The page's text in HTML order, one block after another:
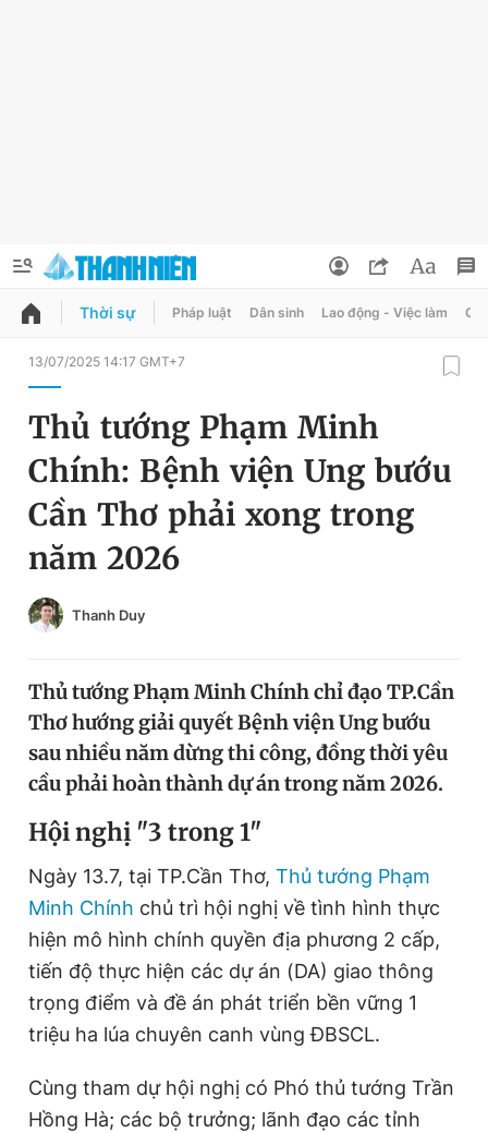
QUẢNG CÁO
Chuyên mục
Chuyên mục khác
Chào ngày mới
Tin thị trường
Video Magazine
Sản phẩm khác
Tiện ích Bạn cần biết
Thông tin tòa soạn Liên hệ quảng cáo
Đổi mật khẩu
Tin đã lưu
Thời sự Pháp luật Dân sinh Lao động - Việc làm
13/07/2025 14:17 GMT+7
Thủ tướng Phạm Minh
Chính: Bệnh viện Ung bướu
Cần Thơ phải xong trong
năm 2026
Thanh Duy
Thủ tướng Phạm Minh Chính chỉ đạo TP.Cần
Thơ hướng giải quyết Bệnh viện Ung bướu
sau nhiều năm dừng thi công, đồng thời yêu
cầu phải hoàn thành dự án trong năm 2026.
Hội nghị "3 trong 1"
Ngày 13.7, tại TP.Cần Thơ, Thủ tướng Phạm
Minh Chính chủ trì hội nghị về tình hình thực
hiện mô hình chính quyền địa phương 2 cấp,
tiến độ thực hiện các dự án (DA) giao thông
trọng điểm và đề án phát triển bền vững 1
triệu ha lúa chuyên canh vùng ĐBSCL.
Cùng tham dự hội nghị có Phó thủ tướng Trần
Hồng Hà; các bộ trưởng; lãnh đạo các tỉnh